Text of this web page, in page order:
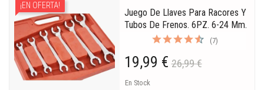
Juego De Llaves Para Racores Y
Tubos De Frenos. 6PZ. 6-24 Mm.
(7)
19,99 € 26,99 €
En Stock
¡EN OFERTA!